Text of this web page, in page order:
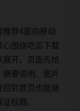
推荐4面向移动
心围绕吃瓜下载
展开。页面先给
摘要说明、图片
回到首页也能继
标题、